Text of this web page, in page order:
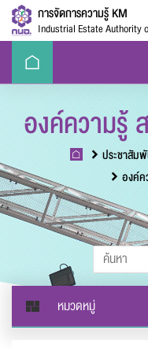
การจัดการความรู้ KM
Industrial Estate Authority
Eco-
Challenge
e-
องค์ความรู้
ประชาสัม
องค์
หมวดหมู่